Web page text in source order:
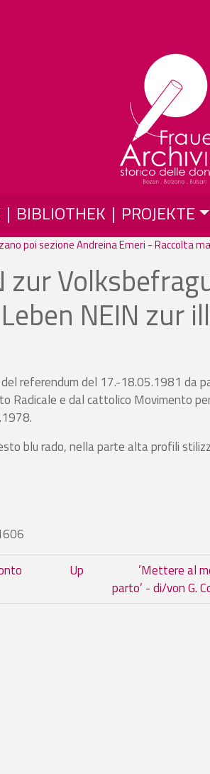
BIBLIOTHEK PROJEKTE
poi sezione Andreina Emeri - Raccolta
zur
NEIN zur
referendum del 17.-18.05.1981 da
Radicale e dal cattolico Movimento
blu rado, nella parte alta profili
Wir waehlen NEIN
Up
’Mettere al
parto’ - di/von G.